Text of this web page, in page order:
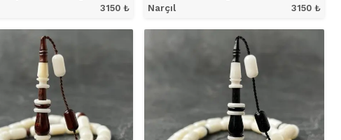
3150 ₺
ÜRÜNÜ İNCELE
Narçıl 3150 ₺
ÜRÜNÜ İNCELE